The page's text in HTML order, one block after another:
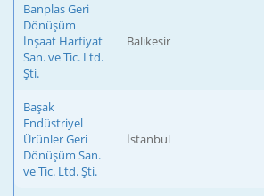
Banplas Geri
Dönüşüm
İnşaat Harfiyat
San. ve Tic. Ltd.
Şti.
Balıkesir
Başak
Endüstriyel
Ürünler Geri
Dönüşüm San.
ve Tic. Ltd. Şti.
İstanbul